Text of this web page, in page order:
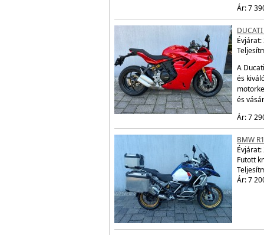
Ár: 7
DUCATI
Évjárat:
A
és
és
Ár: 7
BMW
Évjárat:
Futott
Ár: 7